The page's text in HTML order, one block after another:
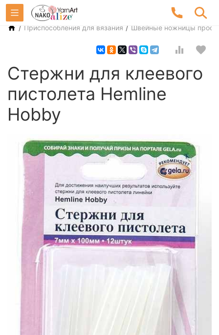
/ Приспособления для вязания / Швейные ножницы
Стержни для клеевого
пистолета Hemline
Hobby